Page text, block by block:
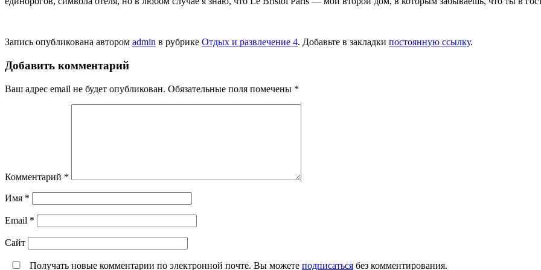
Запись опубликована автором admin в рубрике Отдых и развлечение 4. Добавьте в закладки постоянную ссылку.
Добавить комментарий
Ваш адрес email не будет опубликован. Обязательные поля помечены *
Комментарий *
Имя *
Email *
Сайт
Получать новые комментарии по электронной почте. Вы можете подписаться без комментирования.